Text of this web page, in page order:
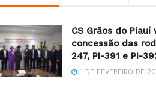
CS Grãos do Piauí
concessão das
247, PI-391 e PI-
1 DE FEVEREIRO DE